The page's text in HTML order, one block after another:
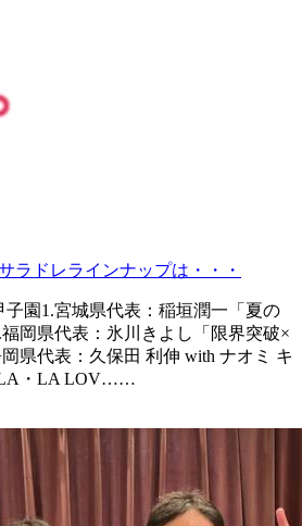
ラドレラインナップは・・・
園1.宮城県代表：稲垣潤一「夏の
岡県代表：氷川きよし「限界突破×
県代表：久保田 利伸 with ナオミ キ
・LA LOV……